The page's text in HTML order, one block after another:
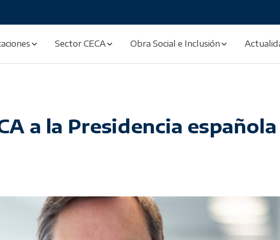
Sector CECA Obra Social e Inclusión
a la Presidencia